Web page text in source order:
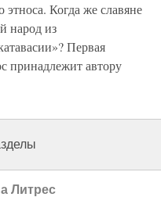
этноса. Когда же славяне
народ из
Первая
принадлежит автору
Литрес